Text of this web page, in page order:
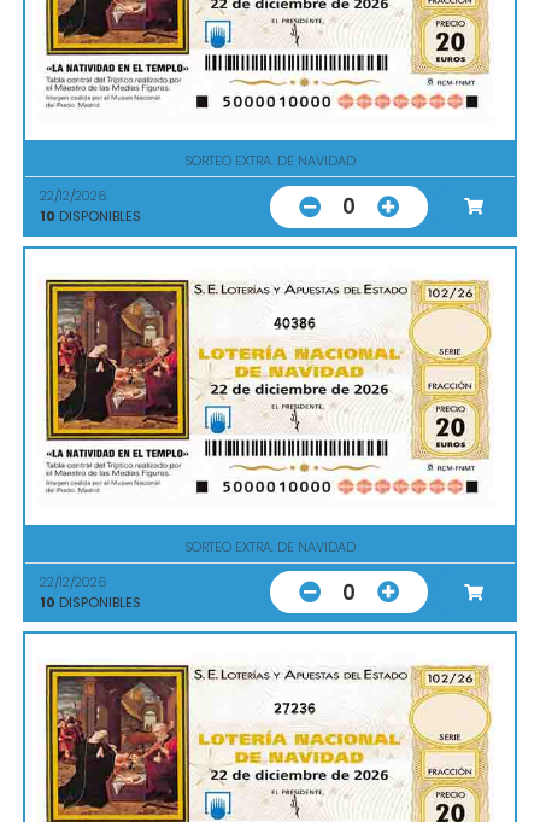
SORTEO EXTRA. DE NAVIDAD
22/12/2026
10 DISPONIBLES 0
40386
SORTEO EXTRA. DE NAVIDAD
22/12/2026
10 DISPONIBLES 0
27236